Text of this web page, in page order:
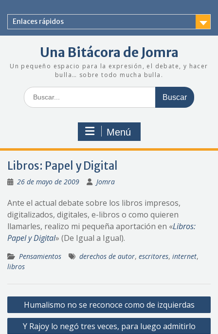
contenido
Enlaces rápidos
Una Bitácora de Jomra
Un pequeño espacio para la expresión, el debate, y hacer
bulla… sobre todo mucha bulla.
Buscar:
Menú
Libros: Papel y Digital
26 de mayo de 2009 Jomra
Ante el actual debate sobre los libros impresos,
digitalizados, digitales, e-libros o como quieren
llamarles, realizo mi pequeña aportación en «Libros:
Papel y Digital» (De Igual a Igual).
Pensamientos derechos de autor, escritores, internet,
libros
Navegación
de
entradas
Humalismo no se reconoce como de izquierdas
Y Rajoy lo negó tres veces, para luego admitirlo